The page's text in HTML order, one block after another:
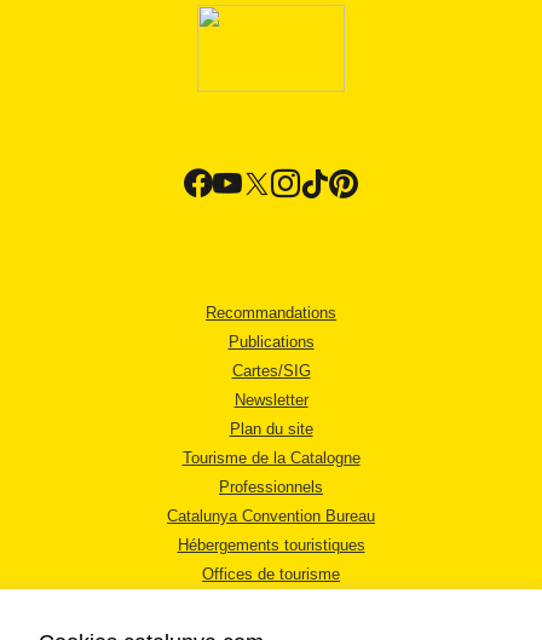
Recommandations
Publications
Cartes/SIG
Newsletter
Plan du site
Tourisme de la Catalogne
Professionnels
Catalunya Convention Bureau
Hébergements touristiques
Offices de tourisme